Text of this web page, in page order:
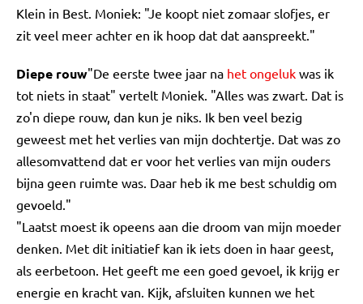
Klein in Best. Moniek: "Je koopt niet zomaar slofjes, er
zit veel meer achter en ik hoop dat dat aanspreekt."
Diepe rouw"De eerste twee jaar na het ongeluk was ik
tot niets in staat" vertelt Moniek. "Alles was zwart. Dat is
zo'n diepe rouw, dan kun je niks. Ik ben veel bezig
geweest met het verlies van mijn dochtertje. Dat was zo
allesomvattend dat er voor het verlies van mijn ouders
bijna geen ruimte was. Daar heb ik me best schuldig om
gevoeld."
"Laatst moest ik opeens aan die droom van mijn moeder
denken. Met dit initiatief kan ik iets doen in haar geest,
als eerbetoon. Het geeft me een goed gevoel, ik krijg er
energie en kracht van. Kijk, afsluiten kunnen we het